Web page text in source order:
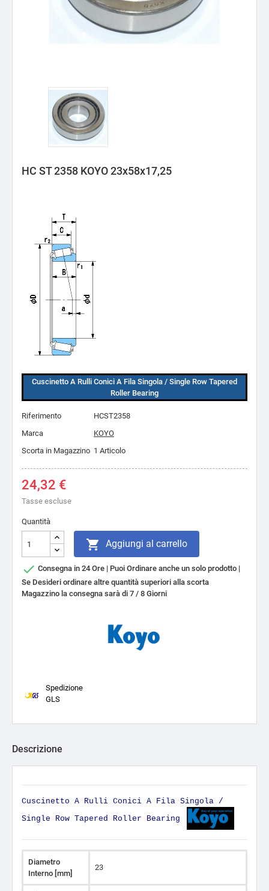
HC ST 2358 KOYO 23x58x17,25
Cuscinetto A Rulli Conici A Fila Singola / Single Row Tapered
Roller Bearing
Riferimento
HCST2358
Marca
KOYO
Scorta in Magazzino 1 Articolo
24,32 €
Tasse escluse
Quantità
 Aggiungi al carrello
 Consegna in 24 Ore | Puoi Ordinare anche un solo prodotto |
Se Desideri ordinare altre quantità superiori alla scorta
Magazzino la consegna sarà di 7 / 8 Giorni
Spedizione
GLS
Descrizione
Cuscinetto A Rulli Conici A Fila Singola /
Single Row Tapered Roller Bearing
Diametro
Interno [mm]
23